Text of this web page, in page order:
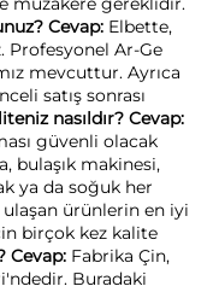
Cevap: Elbette,
Profesyonel Ar-Ge
mevcuttur. Ayrıca
satış sonrası
nasıldır?
güvenli olacak
bulaşık makinesi,
ya da soğuk her
ürünlerin en iyi
birçok kez kalite
Cevap: Fabrika Çin,
Buradaki